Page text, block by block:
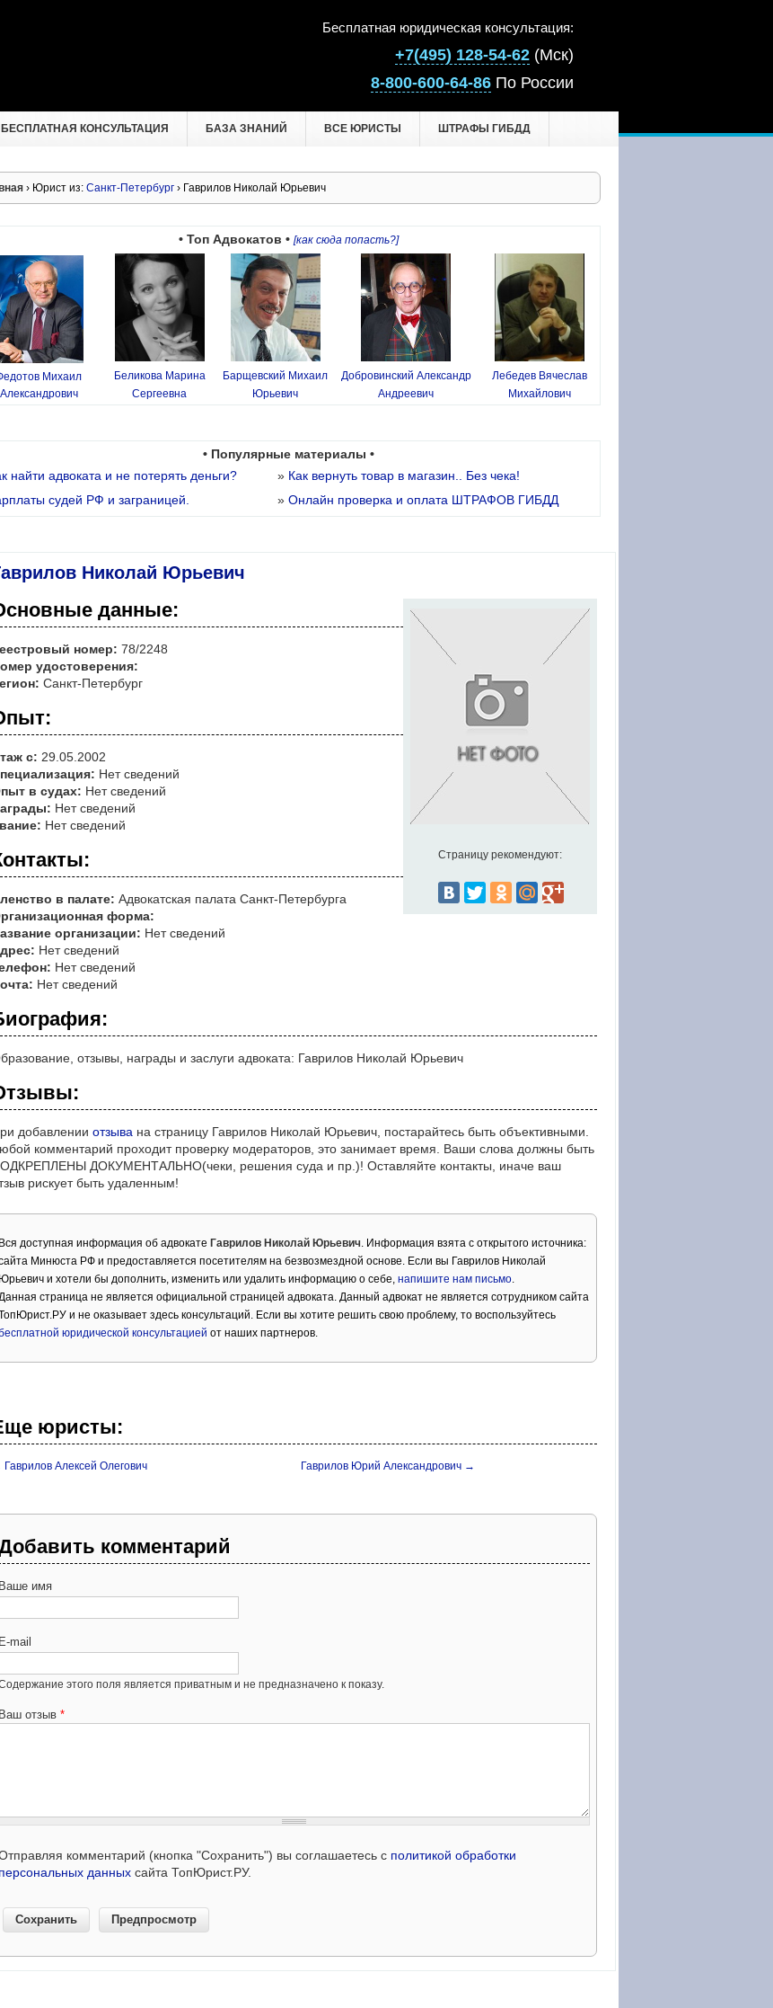
Бесплатная юридическая консультация:
+7(495) 128-54-62 (Мск)
8-800-600-64-86 По России
БЕСПЛАТНАЯ КОНСУЛЬТАЦИЯ БАЗА ЗНАНИЙ ВСЕ ЮРИСТЫ ШТРАФЫ ГИБДД
› Юрист из: Санкт-Петербург › Гаврилов Николай Юрьевич
• Топ Адвокатов • [как сюда попасть?]
Михаил
Александрович
Беликова Марина
Сергеевна
Барщевский Михаил
Юрьевич
Добровинский Александр
Андреевич
Лебедев Вячеслав
Михайлович
• Популярные материалы •
найти адвоката и не потерять деньги? » Как вернуть товар в магазин.. Без чека!
судей РФ и заграницей. » Онлайн проверка и оплата ШТРАФОВ ГИБДД
Николай Юрьевич
Страницу рекомендуют:
данные:
номер: 78/2248
удостоверения:
Санкт-Петербург
с: 29.05.2002
Нет сведений
в судах: Нет сведений
Нет сведений
Нет сведений
в палате: Адвокатская палата Санкт-Петербурга
форма:
организации: Нет сведений
Нет сведений
Нет сведений
Нет сведений
отзывы, награды и заслуги адвоката: Гаврилов Николай Юрьевич
добавлении отзыва на страницу Гаврилов Николай Юрьевич, постарайтесь быть объективными.
комментарий проходит проверку модераторов, это занимает время. Ваши слова должны быть
ДОКУМЕНТАЛЬНО(чеки, решения суда и пр.)! Оставляйте контакты, иначе ваш
рискует быть удаленным!
Вся доступная информация об адвокате Гаврилов Николай Юрьевич. Информация взята с открытого источника:
Минюста РФ и предоставляется посетителям на безвозмездной основе. Если вы Гаврилов Николай
Юрьевич и хотели бы дополнить, изменить или удалить информацию о себе, напишите нам письмо.
страница не является официальной страницей адвоката. Данный адвокат не является сотрудником сайта
и не оказывает здесь консультаций. Если вы хотите решить свою проблему, то воспользуйтесь
юридической консультацией от наших партнеров.
юристы:
Гаврилов Алексей Олегович Гаврилов Юрий Александрович →
комментарий
Ваше имя
E-mail
этого поля является приватным и не предназначено к показу.
Ваш отзыв *
комментарий (кнопка "Сохранить") вы соглашаетесь с политикой обработки
персональных данных сайта ТопЮрист.РУ.